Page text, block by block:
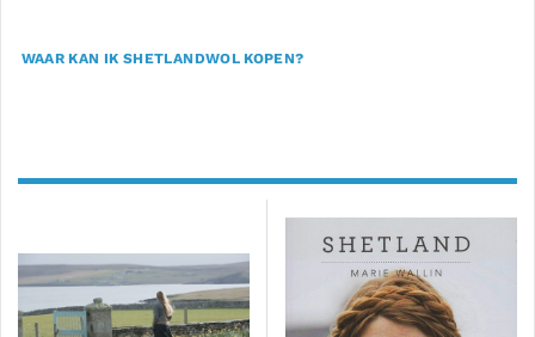
WAAR KAN IK SHETLANDWOL KOPEN?